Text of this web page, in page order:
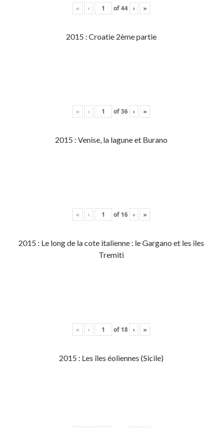
« ‹ of44 › »
2015 : Croatie 2ème partie
« ‹ of36 › »
2015 : Venise, la lagune et Burano
« ‹ of 16 › »
2015 : Le long de la cote italienne : le Gargano et les iles
Tremiti
« ‹ of 18 › »
2015 : Les îles éoliennes (Sicile)